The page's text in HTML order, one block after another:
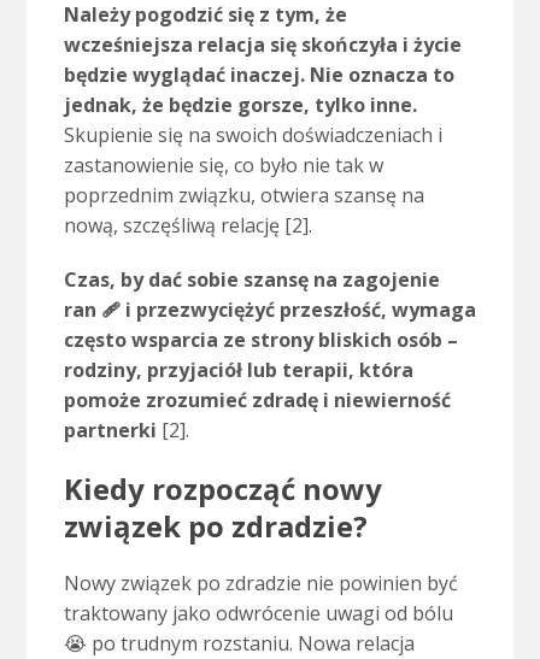
Należy pogodzić się z tym, że
wcześniejsza relacja się skończyła i życie
będzie wyglądać inaczej. Nie oznacza to
jednak, że będzie gorsze, tylko inne.
Skupienie się na swoich doświadczeniach i
zastanowienie się, co było nie tak w
poprzednim związku, otwiera szansę na
nową, szczęśliwą relację [2].
Czas, by dać sobie szansę na zagojenie
ran 🩹 i przezwyciężyć przeszłość, wymaga
często wsparcia ze strony bliskich osób –
rodziny, przyjaciół lub terapii, która
pomoże zrozumieć zdradę i niewierność
partnerki [2].
Kiedy rozpocząć nowy
związek po zdradzie?
Nowy związek po zdradzie nie powinien być
traktowany jako odwrócenie uwagi od bólu
😭 po trudnym rozstaniu. Nowa relacja